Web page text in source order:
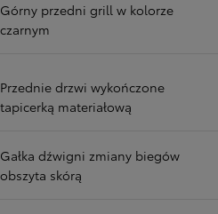
Górny przedni grill w kolorze
czarnym
Przednie drzwi wykończone
tapicerką materiałową
Gałka dźwigni zmiany biegów
obszyta skórą